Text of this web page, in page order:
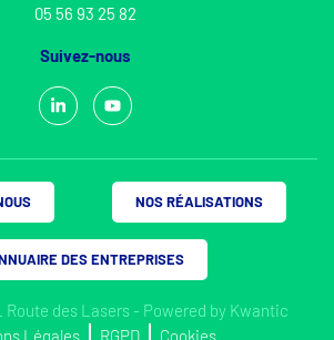
05 56 93 25 82
Suivez-nous
des Lasers - Powered by Kwantic
Légales
RGPD Cookies
NOS RÉALISATIONS
DES ENTREPRISES